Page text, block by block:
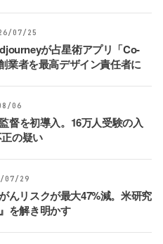
07/25
が占星術アプリ「Co-
業者を最高デザイン責任者に
06
督を初導入。16万人受験の入
の疑い
07/29
んリスクが最大47%減。米研究
を解き明かす